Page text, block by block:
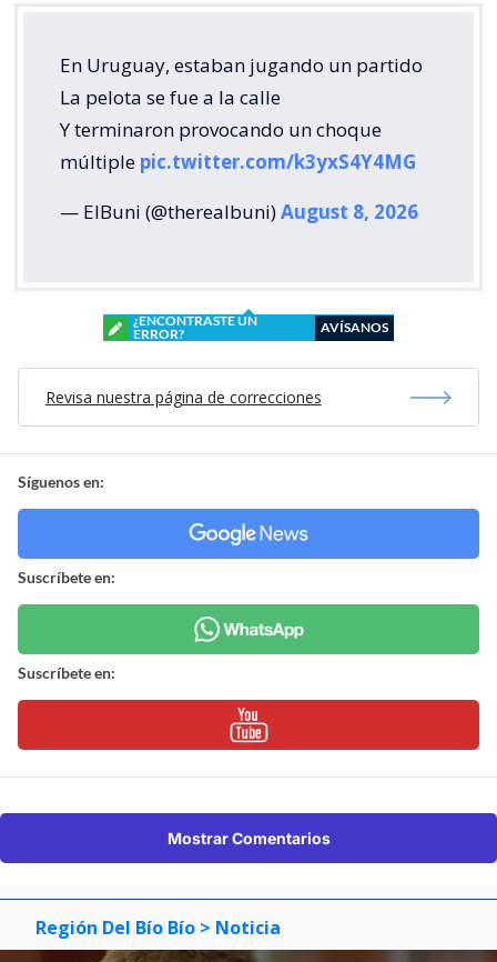
En Uruguay, estaban jugando un partido
La pelota se fue a la calle
Y terminaron provocando un choque
múltiple pic.twitter.com/k3yxS4Y4MG
— ElBuni (@therealbuni)August 8, 2026
¿ENCONTRASTE UN
ERROR?
AVÍSANOS
Revisa nuestra página de correcciones
Síguenos en:
Suscríbete en:
Suscríbete en:
Mostrar Comentarios
Región Del Bío Bío > Noticia